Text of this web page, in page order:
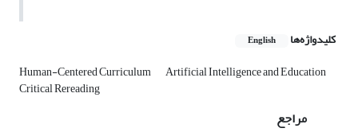
کلیدواژه‌ها English
Human-Centered Curriculum Artificial Intelligence and Education
Critical Rereading
مراجع